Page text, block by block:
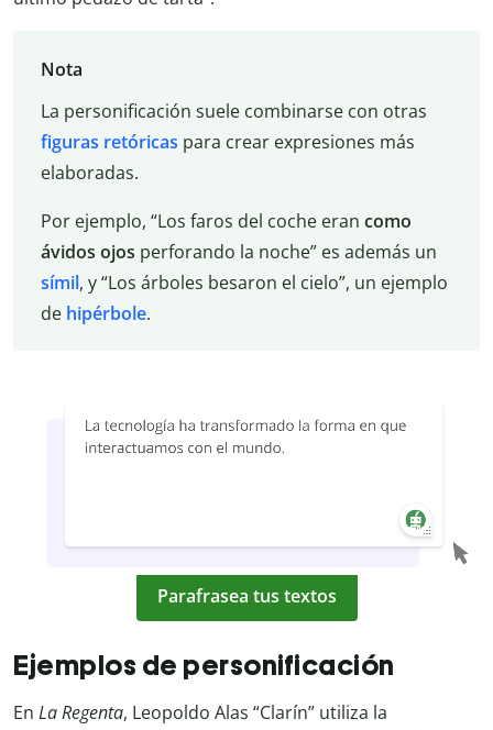
Nota
La personificación suele combinarse con otras
figuras retóricas para crear expresiones más
elaboradas.
Por ejemplo, “Los faros del coche eran como
ávidos ojos perforando la noche” es además un
símil, y “Los árboles besaron el cielo”, un ejemplo
de hipérbole.
Parafrasea tus textos
Ejemplos de personificación
En La Regenta, Leopoldo Alas “Clarín” utiliza la